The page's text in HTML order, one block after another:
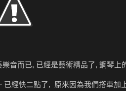
音而已, 已經是藝術精品了, 鋼琴
經快二點了, 原來因為我們撘車